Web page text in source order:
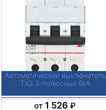
Автоматический выключатель
TX3 3-полюсный 6kA
от 1 526₽